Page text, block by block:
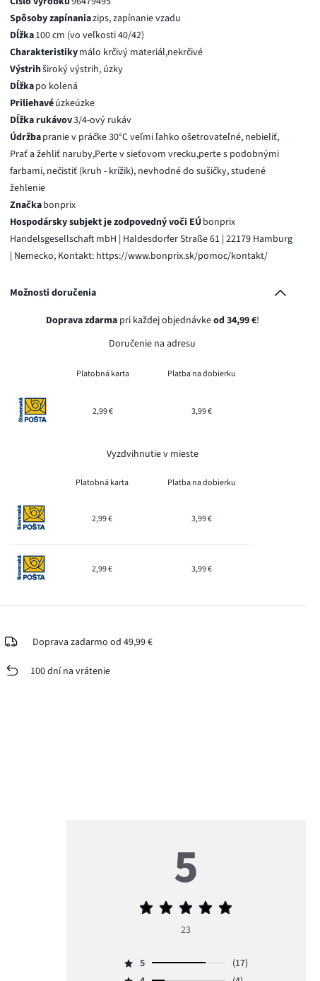
Spôsoby zapínaniazips, zapínanie vzadu
Dĺžka100 cm (vo veľkosti 40/42)
Charakteristikymálo krčivý materiál,nekrčivé
Výstrihširoký výstrih, úzky
Dĺžkapo kolená
Priliehavéúzkeúzke
Dĺžka rukávov3/4-ový rukáv
Údržbapranie v práčke 30°C veľmi ľahko ošetrovateľné, nebieliť,
Prať a žehliť naruby,Perte v sieťovom vrecku,perte s podobnými
farbami, nečistiť (kruh - krížik), nevhodné do sušičky, studené
žehlenie
Značkabonprix
Hospodársky subjekt je zodpovedný voči EÚbonprix
Handelsgesellschaft mbH | Haldesdorfer Straße 61 | 22179 Hamburg
| Nemecko, Kontakt: https://www.bonprix.sk/pomoc/kontakt/
Možnosti doručenia
Doprava zdarmapri každej objednávkeod 34,99 €!
Doručenie na adresu
Platobná karta Platba na dobierku
2,99 € 3,99 €
Vyzdvihnutie v mieste
Platobná karta Platba na dobierku
2,99 € 3,99 €
2,99 € 3,99 €
Doprava zadarmo od 49,99 €
100 dní na vrátenie
5
Priemerné
5
23
Hodnotenie
5
(17)